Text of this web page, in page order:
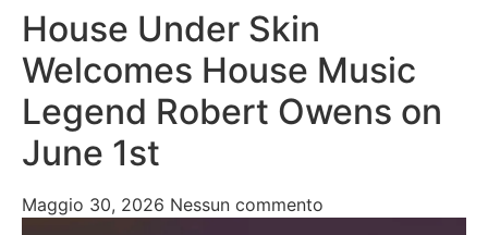
House Under Skin
Welcomes House Music
Legend Robert Owens on
June 1st
Maggio 30, 2026 Nessun commento